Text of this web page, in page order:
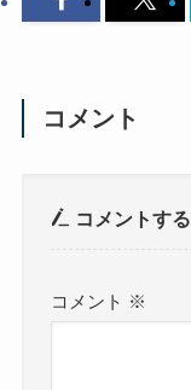
コメント
コメントする
コメント ※